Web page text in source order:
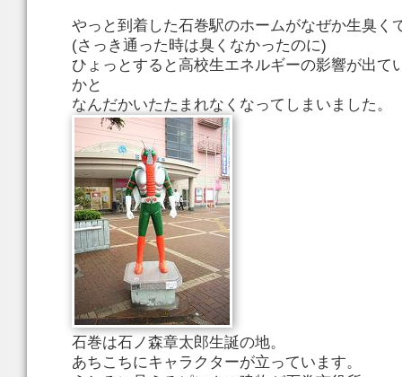
やっと到着した石巻駅のホームがなぜか生臭く
(さっき通った時は臭くなかったのに)
ひょっとすると高校生エネルギーの影響が出て
かと
なんだかいたたまれなくなってしまいました。
石巻は石ノ森章太郎生誕の地。
あちこちにキャラクターが立っています。